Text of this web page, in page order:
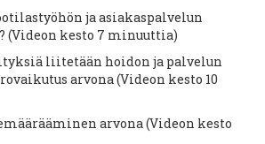
ja asiakaspalvelun
kesto 7 minuuttia)
liitetään hoidon ja palvelun
arvona (Videon kesto 10
arvona (Videon kesto